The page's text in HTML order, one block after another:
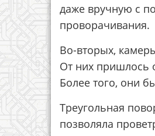
даже вручную с
проворачивания.
Во-вторых,
От них пришлось
Более того, они
Треугольная
позволяла